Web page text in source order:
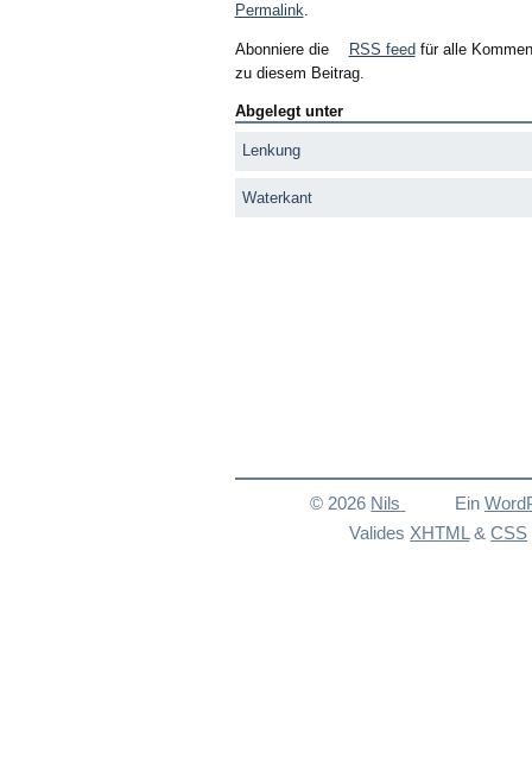
Permalink.
Abonniere die RSS feed für alle
zu diesem Beitrag.
Abgelegt unter
Lenkung
Waterkant
© 2026 Nils Ein
Valides XHTML &CSS